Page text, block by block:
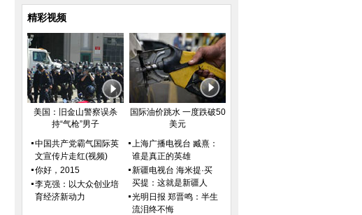
颜值逆天，世上最美女孩 漏洞
没有公主病的希腊小公主 省亲
精彩视频
美国：旧金山警察误杀
持“气枪”男子
国际油价跳水 一度跌破50
美元
中国共产党霸气国际英
文宣传片走红(视频)
你好，2015
李克强：以大众创业培
育经济新动力
上海广播电视台 臧熹：
谁是真正的英雄
新疆电视台 海米提·买
买提：这就是新疆人
光明日报 郑晋鸣：半生
流泪终不悔